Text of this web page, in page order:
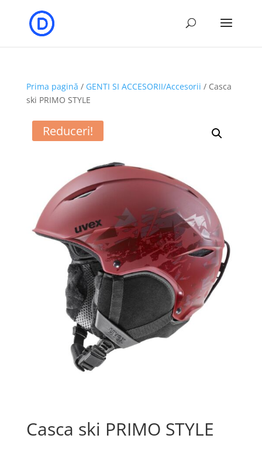
Prima pagină / GENTI SI ACCESORII/Accesorii / Casca
ski PRIMO STYLE
Reduceri!
Casca ski PRIMO STYLE